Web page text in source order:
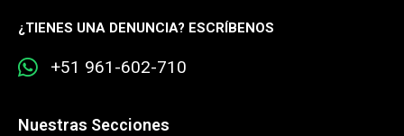
¿TIENES UNA DENUNCIA? ESCRÍBENOS
+51 961-602-710
Nuestras Secciones